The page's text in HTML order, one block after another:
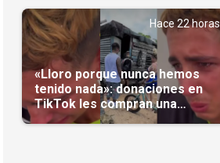
Hace 22 horas
«Lloro porque nunca hemos
tenido nada»: donaciones en
TikTok les compran una
casa(Video)